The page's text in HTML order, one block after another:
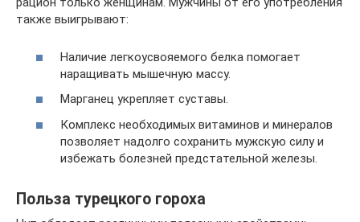
также выигрывают:
Наличие легкоусвояемого белка помогает
наращивать мышечную массу.
Марганец укрепляет суставы.
Комплекс необходимых витаминов и минералов
позволяет надолго сохранить мужскую силу и
избежать болезней предстательной железы.
Польза турецкого гороха